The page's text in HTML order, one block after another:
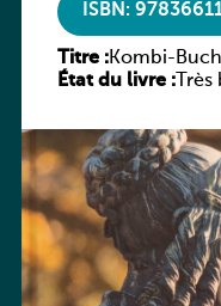
ISBN:
Titre :Kombi-
Luxemburg)
État du livre :Très